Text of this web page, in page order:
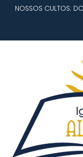
NOSSOS CULTOS: